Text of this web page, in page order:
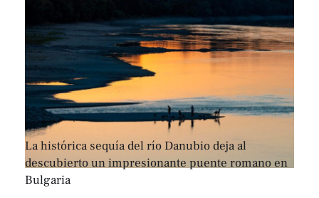
La histórica sequía del río Danubio deja al
descubierto un impresionante puente romano en
Bulgaria